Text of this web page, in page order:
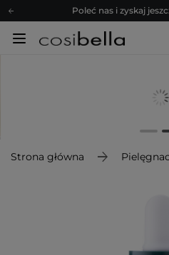
Poleć nas i zyskaj
Zapisz się na
Poleć nas i zyskaj
Strona główna